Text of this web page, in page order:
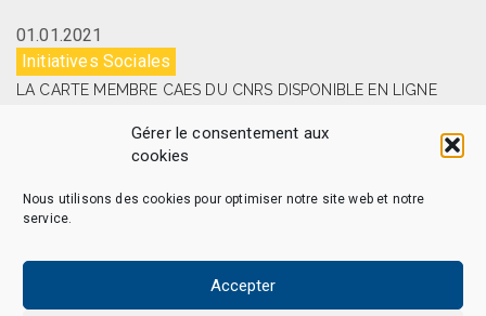
Gérer le consentement aux
cookies
Nous utilisons des cookies pour optimiser notre site web et notre
service.
Accepter
01.01.2021
Initiatives Sociales
LA CARTE MEMBRE CAES DU CNRS DISPONIBLE EN LIGNE
En savoir plus
Politique de confidentialité
Politique de cookies (EU)